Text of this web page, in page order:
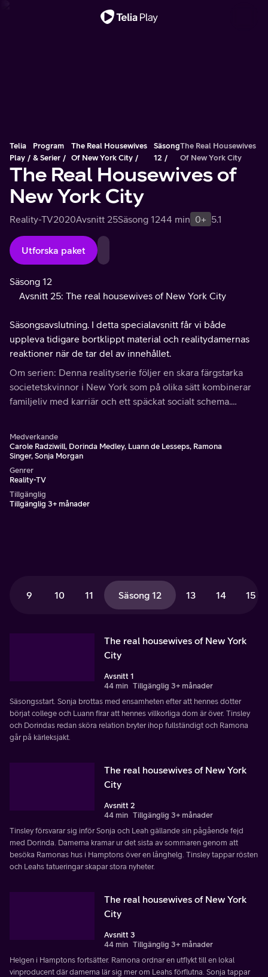
Telia
Play
Program
& Serier
The Real Housewives
Of New York City
Säsong
12
The Real Housewives
Of New York City
The Real Housewives of
New York City
Reality-TV2020Avsnitt 25Säsong 1244 min 0+ 5.1
Utforska paket
Säsong 12
Avsnitt 25: The real housewives of New York City
Säsongsavslutning. I detta specialavsnitt får vi både
uppleva tidigare bortklippt material och realitydamernas
reaktioner när de tar del av innehållet.
Om serien: Denna realityserie följer en skara färgstarka
societetskvinnor i New York som på olika sätt kombinerar
familjeliv med karriär och ett späckat socialt schema.
Medverkande
Carole Radziwill, Dorinda Medley, Luann de Lesseps, Ramona
Singer, Sonja Morgan
Genrer
Reality-TV
Tillgänglig
Tillgänglig 3+ månader
9 10 11 Säsong 12 13 14 15
The real housewives of New York
City
Avsnitt 1
44 min Tillgänglig 3+ månader
Säsongsstart. Sonja brottas med ensamheten efter att hennes dotter
börjat college och Luann firar att hennes villkorliga dom är över. Tinsley
och Dorindas redan sköra relation bryter ihop fullständigt och Ramona
går på kärleksjakt.
The real housewives of New York
City
Avsnitt 2
44 min Tillgänglig 3+ månader
Tinsley försvarar sig inför Sonja och Leah gällande sin pågående fejd
med Dorinda. Damerna kramar ur det sista av sommaren genom att
besöka Ramonas hus i Hamptons över en långhelg. Tinsley tappar rösten
och Leahs tatueringar skapar stora nyheter.
The real housewives of New York
City
Avsnitt 3
44 min Tillgänglig 3+ månader
Helgen i Hamptons fortsätter. Ramona ordnar en utflykt till en lokal
vinproducent där damerna lär sig mer om Leahs förflutna. Sonja tappar